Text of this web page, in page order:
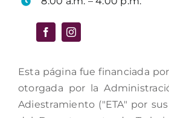
Esta página fue financiada
otorgada por la
Adiestramiento ("ETA" por